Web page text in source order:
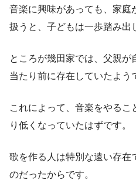
音楽に興味があっても、家庭
扱うと、子どもは一歩踏み出
ところが幾田家では、父親
当たり前に存在していたよう
これによって、音楽をやる
り低くなっていたはずです。
歌を作る人は特別な遠い存在
のだったからです。